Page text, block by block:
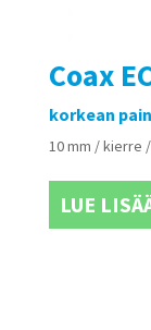
Coax
korkean
10 mm / kierre
LUE